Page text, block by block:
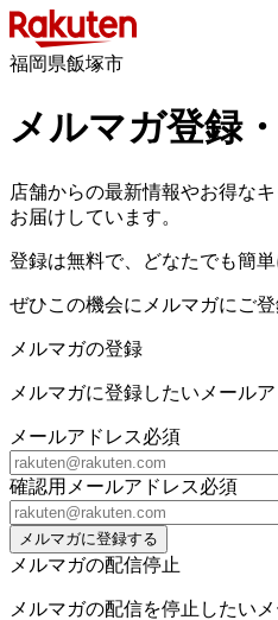
福岡県飯塚市
メルマガ登録
店舗からの最新情報やお得な
お届けしています。
登録は無料で、どなたでも簡
ぜひこの機会にメルマガにご登
メルマガの登録
メルマガに登録したいメール
メールアドレス必須
確認用メールアドレス必須
メルマガに登録する
メルマガの配信停止
メルマガの配信を停止したい